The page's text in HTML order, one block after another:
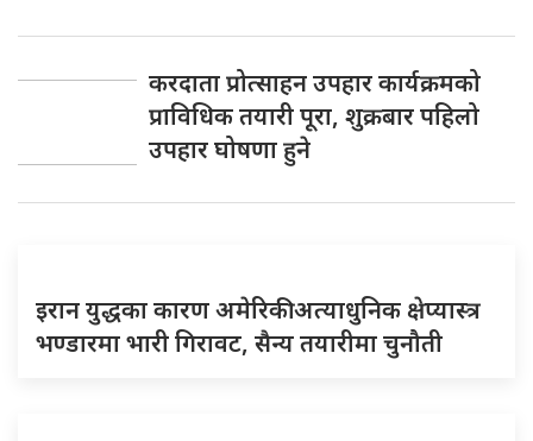
करदाता प्रोत्साहन उपहार कार्यक्रमको
प्राविधिक तयारी पूरा, शुक्रबार पहिलो
उपहार घोषणा हुने
इरान युद्धका कारण अमेरिकी अत्याधुनिक क्षेप्यास्त्र
भण्डारमा भारी गिरावट, सैन्य तयारीमा चुनौती